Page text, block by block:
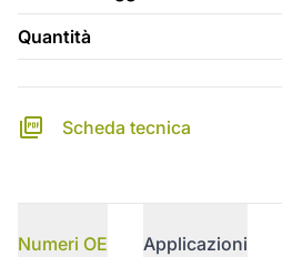
Quantità
Scheda tecnica
Numeri OE Applicazioni